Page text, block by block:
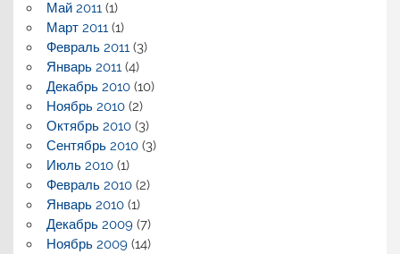
Май 2011(1)
Март 2011(1)
Февраль 2011(3)
Январь 2011(4)
Декабрь 2010(10)
Ноябрь 2010(2)
Октябрь 2010(3)
Сентябрь 2010(3)
Июль 2010(1)
Февраль 2010(2)
Январь 2010(1)
Декабрь 2009(7)
Ноябрь 2009(14)